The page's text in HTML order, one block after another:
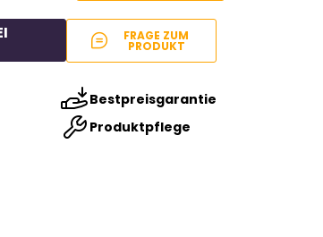
FRAGE ZUM
PRODUKT
Bestpreisgarantie
Produktpflege